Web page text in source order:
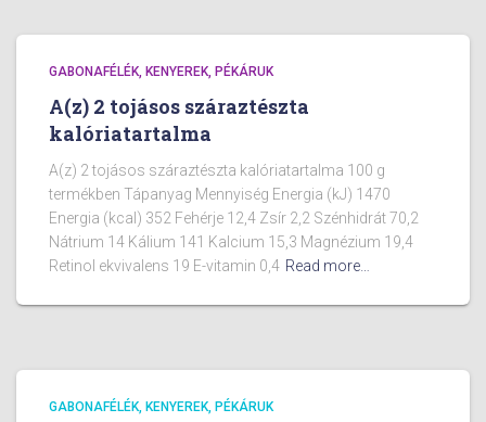
GABONAFÉLÉK, KENYEREK, PÉKÁRUK
A(z) 2 tojásos száraztészta
kalóriatartalma
A(z) 2 tojásos száraztészta kalóriatartalma 100 g
termékben Tápanyag Mennyiség Energia (kJ) 1470
Energia (kcal) 352 Fehérje 12,4 Zsír 2,2 Szénhidrát 70,2
Nátrium 14 Kálium 141 Kalcium 15,3 Magnézium 19,4
Retinol ekvivalens 19 E-vitamin 0,4 Read more…
GABONAFÉLÉK, KENYEREK, PÉKÁRUK